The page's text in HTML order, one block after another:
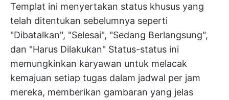
Templat ini menyertakan status khusus yang
telah ditentukan sebelumnya seperti
"Dibatalkan", "Selesai", "Sedang Berlangsung",
dan "Harus Dilakukan" Status-status ini
memungkinkan karyawan untuk melacak
kemajuan setiap tugas dalam jadwal per jam
mereka, memberikan gambaran yang jelas